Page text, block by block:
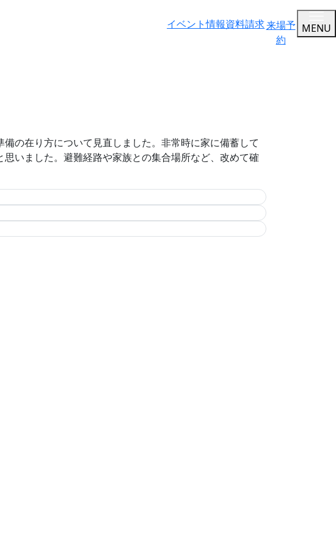
イベント情報資料請求来場予
約
MENU
の在り方について見直しました。非常時に家に備蓄して
いました。避難経路や家族との集合場所など、改めて確